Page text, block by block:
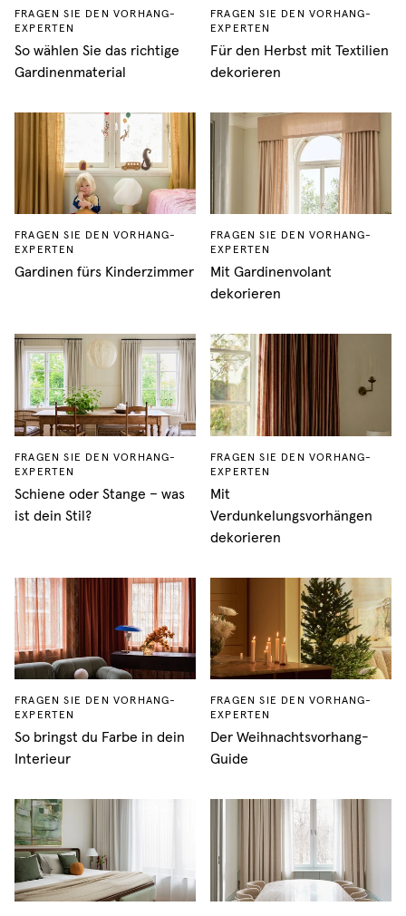
FRAGEN SIE DEN VORHANG-
EXPERTEN
So wählen Sie das richtige
Gardinenmaterial
FRAGEN SIE DEN VORHANG-
EXPERTEN
Für den Herbst mit Textilien
dekorieren
FRAGEN SIE DEN VORHANG-
EXPERTEN
Gardinen fürs Kinderzimmer
FRAGEN SIE DEN VORHANG-
EXPERTEN
Mit Gardinenvolant
dekorieren
FRAGEN SIE DEN VORHANG-
EXPERTEN
Schiene oder Stange – was
ist dein Stil?
FRAGEN SIE DEN VORHANG-
EXPERTEN
Mit
Verdunkelungsvorhängen
dekorieren
FRAGEN SIE DEN VORHANG-
EXPERTEN
So bringst du Farbe in dein
Interieur
FRAGEN SIE DEN VORHANG-
EXPERTEN
Der Weihnachtsvorhang-
Guide